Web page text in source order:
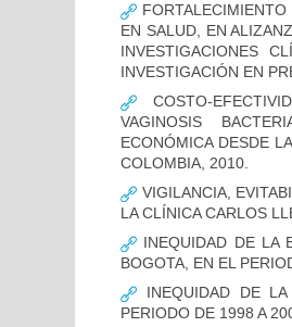
EN SALUD, EN
INVESTIGACIONES
INVESTIGACIÓN EN
COSTO-
VAGINOSIS
ECONÓMICA DESDE
COLOMBIA, 2010.
VIGILANCIA,
LA CLÍNICA CARLOS
INEQUIDAD DE LA
BOGOTA, EN EL
INEQUIDAD DE
PERIODO DE 1998 A